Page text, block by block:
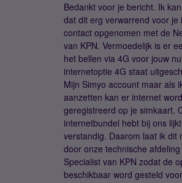
Bedankt voor je bericht. Ik
dat dit erg verwarrend voor je
contact opgenomen met de
van KPN. Vermoedelijk is er
het bellen via 4G voor jouw
internetoptie 4G staat
Mijn Simyo account maar als
aanzetten kan er internet
geregistreerd op je simkaart.
internetbundel hebt bij ons
verstandig. Daarom laat ik dit
door onze technische
Specialist van KPN zodat de
beschikbaar word gesteld